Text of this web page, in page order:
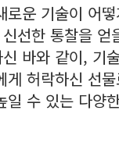
로운 기술이 어
선한 통찰을 얻
바와 같이, 기
게 허락하신 선
일 수 있는 다양